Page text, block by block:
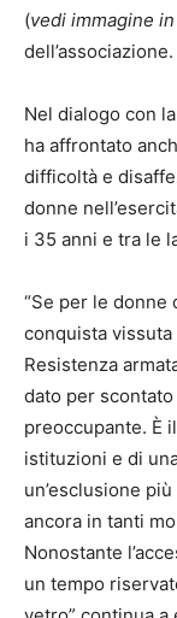
(vedi immagine
dell’associazione.
Nel dialogo con
ha affrontato
difficoltà e
donne
i 35 anni e tra le
“Se per le
conquista vissuta
Resistenza
dato per
preoccupante. È
istituzioni e di
un’esclusione
ancora in tanti
Nonostante
un tempo